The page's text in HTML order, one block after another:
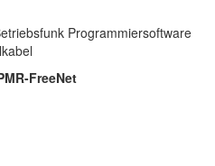
Programmiersoftware
FreeNet